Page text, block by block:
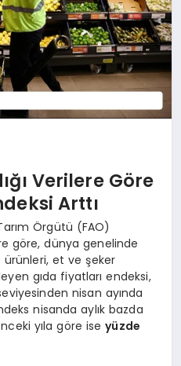
Verilere Göre
Arttı
Örgütü (FAO)
göre, dünya genelinde
ürünleri, et ve şeker
gıda fiyatları endeksi,
nisan ayında
nisanda aylık bazda
yıla göre iseyüzde